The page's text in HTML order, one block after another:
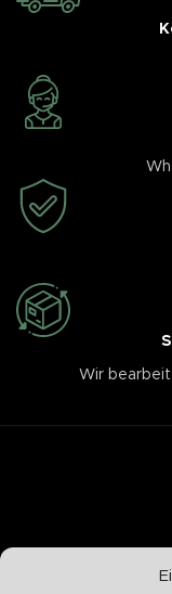
Wir